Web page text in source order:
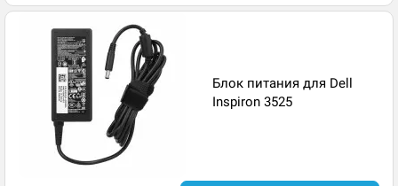
Блок питания для Dell
Inspiron 3525